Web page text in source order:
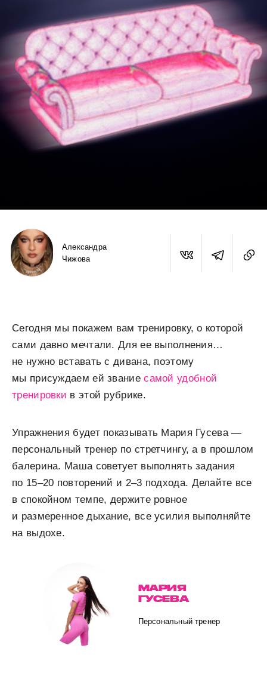
Александра
Чижова
Сегодня мы покажем вам тренировку, о которой
сами давно мечтали. Для ее выполнения…
не нужно вставать с дивана, поэтому
мы присуждаем ей званиесамой удобной
тренировки в этой рубрике.
Упражнения будет показывать Мария Гусева —
персональный тренер по стретчингу, а в прошлом
балерина. Маша советует выполнять задания
по 15–20 повторений и 2–3 подхода. Делайте все
в спокойном темпе, держите ровное
и размеренное дыхание, все усилия выполняйте
на выдохе.
МАРИЯ
ГУСЕВА
Персональный тренер